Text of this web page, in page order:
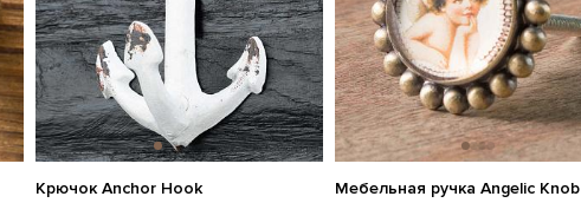
Крючок Anchor Hook Мебельная ручка Angelic Knob